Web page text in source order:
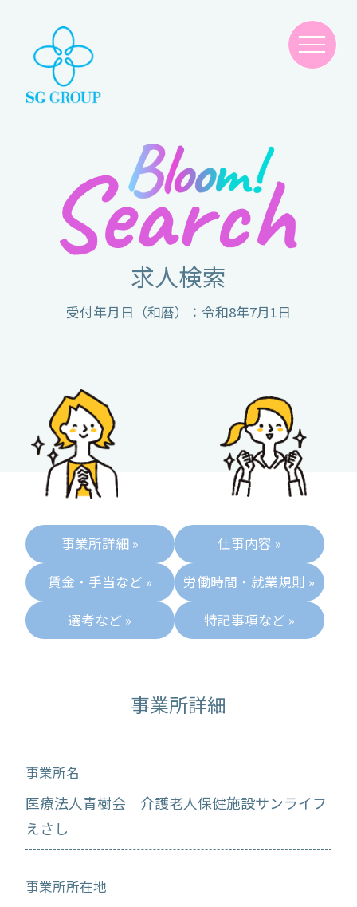
求人検索
事業所詳細 »
仕事内容 »
賃金・手当など »
労働時間・就業規則 »
選考など »
特記事項など »
受付年月日（和暦）：令和8年7月1日
事業所詳細
事業所名
医療法人青樹会 介護老人保健施設サンライフ
えさし
事業所所在地